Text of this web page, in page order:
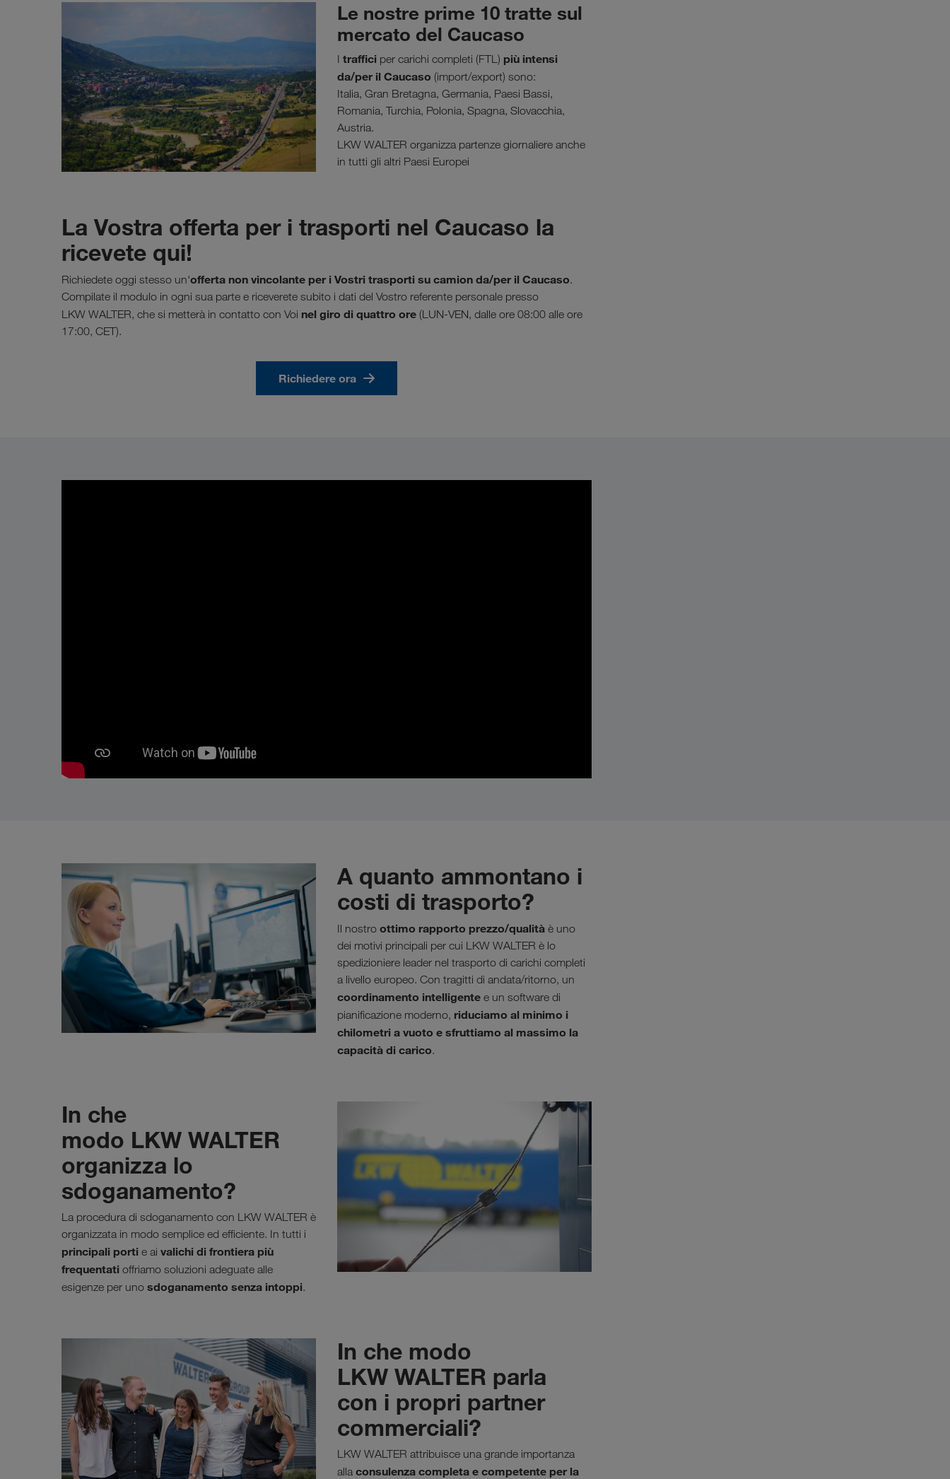
Le nostre prime 10 tratte sul
mercato del Caucaso
I traffici per carichi completi (FTL) più intensi
da/per il Caucaso (import/export) sono:
Italia, Gran Bretagna, Germania, Paesi Bassi,
Romania, Turchia, Polonia, Spagna, Slovacchia,
Austria.
LKW WALTER organizza partenze giornaliere anche
in tutti gli altri Paesi Europei
La Vostra offerta per i trasporti nel Caucaso la
ricevete qui!
Richiedete oggi stesso un'offerta non vincolante per i Vostri trasporti su camion da/per il Caucaso.
Compilate il modulo in ogni sua parte e riceverete subito i dati del Vostro referente personale presso
LKW WALTER, che si metterà in contatto con Voi nel giro di quattro ore (LUN-VEN, dalle ore 08:00 alle ore
17:00, CET).
Richiedere ora
A quanto ammontano i
costi di trasporto?
Il nostro ottimo rapporto prezzo/qualità è uno
dei motivi principali per cui LKW WALTER è lo
spedizioniere leader nel trasporto di carichi completi
a livello europeo. Con tragitti di andata/ritorno, un
coordinamento intelligente e un software di
pianificazione moderno, riduciamo al minimo i
chilometri a vuoto e sfruttiamo al massimo la
capacità di carico.
In che
modo LKW WALTER
organizza lo
sdoganamento?
La procedura di sdoganamento con LKW WALTER è
organizzata in modo semplice ed efficiente. In tutti i
principali porti e ai valichi di frontiera più
frequentati offriamo soluzioni adeguate alle
esigenze per uno sdoganamento senza intoppi.
In che modo
LKW WALTER parla
con i propri partner
commerciali?
LKW WALTER attribuisce una grande importanza
alla consulenza completa e competente per la